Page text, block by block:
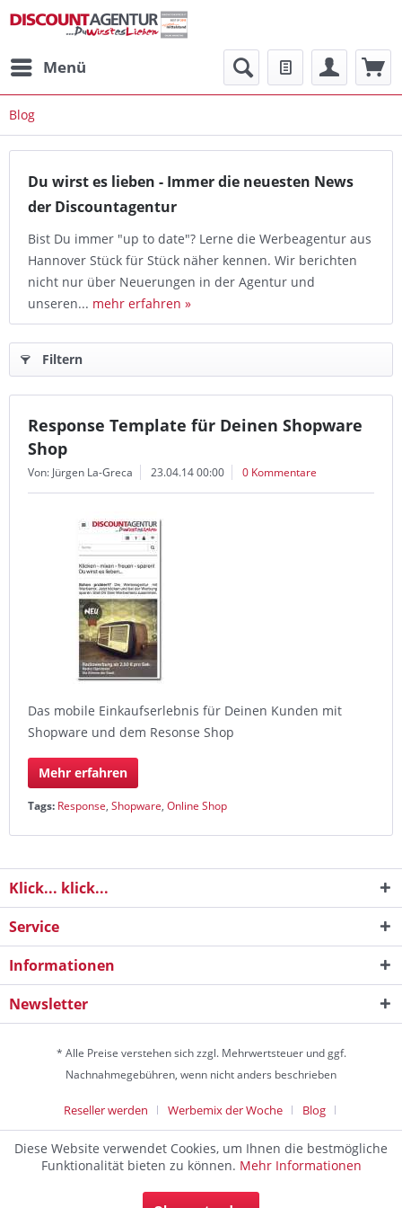
Menü
Blog
Du wirst es lieben - Immer die neuesten News
der Discountagentur
Bist Du immer "up to date"? Lerne die Werbeagentur aus
Hannover Stück für Stück näher kennen. Wir berichten
nicht nur über Neuerungen in der Agentur und
unseren... mehr erfahren »
Filtern
Response Template für Deinen Shopware
Shop
Von: Jürgen La-Greca 23.04.14 00:00 0 Kommentare
Das mobile Einkaufserlebnis für Deinen Kunden mit
Shopware und dem Resonse Shop
Mehr erfahren
Tags: Response, Shopware, Online Shop
Klick... klick...
Service
Informationen
Newsletter
* Alle Preise verstehen sich zzgl. Mehrwertsteuer und ggf.
Nachnahmegebühren, wenn nicht anders beschrieben
Reseller werden Werbemix der Woche
Blog
Die Werbeagentur
Discountagentur Medien- & Werbeagentur aus Helmstedt Copyright
Die Werbeagentur und Marketingagentur zum Festpreis. Die
Diese Website verwendet Cookies, um Ihnen die bestmögliche
Funktionalität bieten zu können. Mehr Informationen